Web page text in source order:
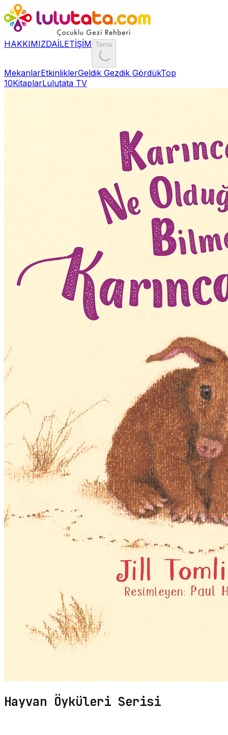
HAKKIMIZDAİLETİŞİM Tema
MekanlarEtkinliklerGeldik Gezdik GördükTop
10KitaplarLulutata TV
Hayvan Öyküleri Serisi